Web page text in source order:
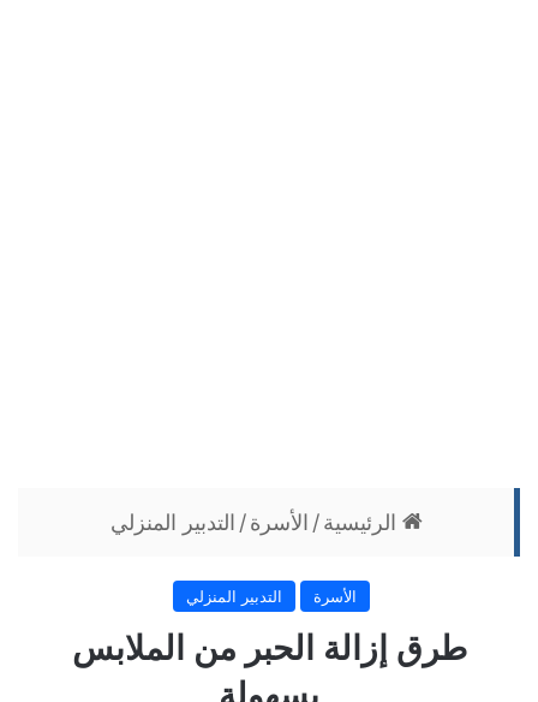
الرئيسية / الأسرة / التدبير المنزلي
الأسرة التدبير المنزلي
طرق إزالة الحبر من الملابس